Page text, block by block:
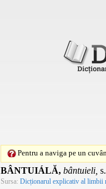
Pentru a naviga pe un
BÂNTUIÁLĂ, bântuieli,
Sursa: Dicționarul explicativ al limbii